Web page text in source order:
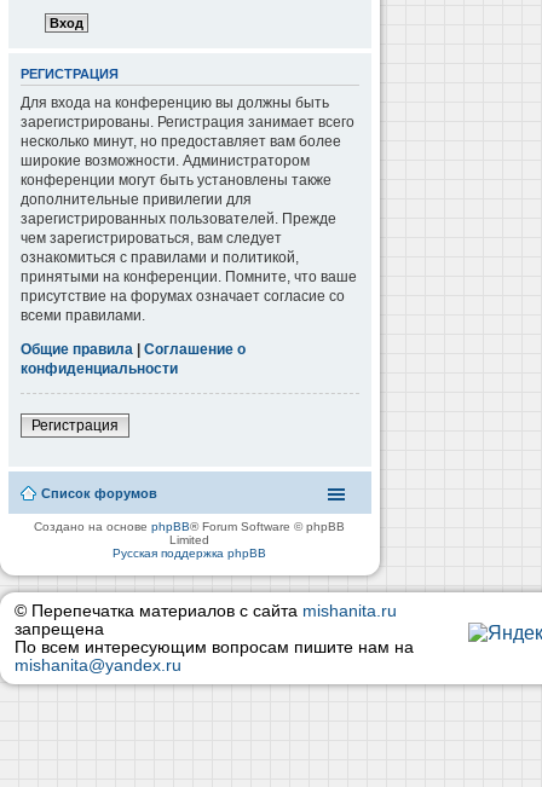
РЕГИСТРАЦИЯ
Для входа на конференцию вы должны быть
зарегистрированы. Регистрация занимает всего
несколько минут, но предоставляет вам более
широкие возможности. Администратором
конференции могут быть установлены также
дополнительные привилегии для
зарегистрированных пользователей. Прежде
чем зарегистрироваться, вам следует
ознакомиться с правилами и политикой,
принятыми на конференции. Помните, что ваше
присутствие на форумах означает согласие со
всеми правилами.
Общие правила | Соглашение о
конфиденциальности
Регистрация
Список форумов
Создано на основеphpBB® Forum Software © phpBB
Limited
Русская поддержка phpBB
© Перепечатка материалов с сайта mishanita.ru
запрещена
По всем интересующим вопросам пишите нам на
mishanita@yandex.ru